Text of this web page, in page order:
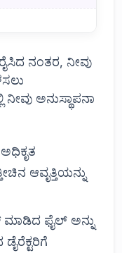
ನಂತರ, ನೀವು
ಅನುಸ್ಥಾಪನಾ
ಅಧಿಕೃತ
ಆವೃತ್ತಿಯನ್ನು
ಫೈಲ್ ಅನ್ನು